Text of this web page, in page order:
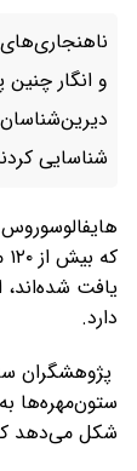
شناسایی
یافت
دارد.
ستون‌مهره‌ها
شکل می‌دهد